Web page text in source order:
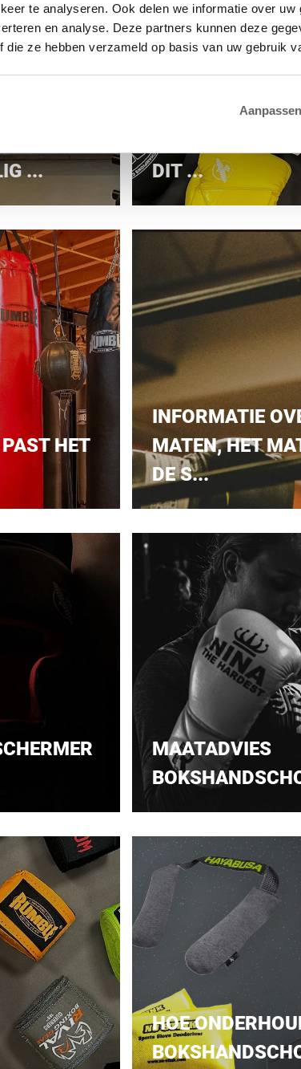
te analyseren. Ook delen we informatie over
en analyse. Deze partners kunnen deze
die ze hebben verzameld op basis van uw gebruik
Aanpassen
HEB
...
DIT ...
HET
INFORMATIE
MATEN, HET
DE S...
MAATADVIES
HOE